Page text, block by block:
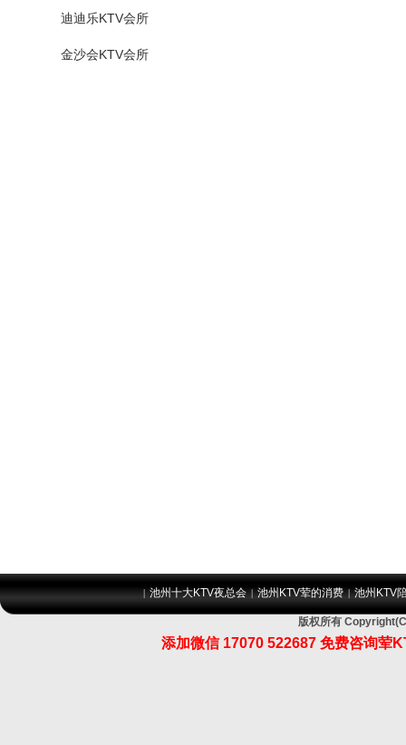
迪迪乐KTV会所
金沙会KTV会所
|池州十大KTV夜总会 |池州KTV荤的消费 |池州KTV
版权所有
添加微信 17070 522687 免费咨询荤